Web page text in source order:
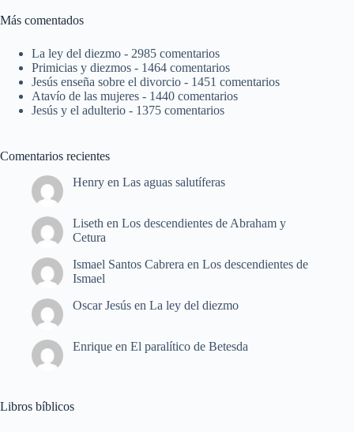
Más comentados
La ley del diezmo - 2985 comentarios
Primicias y diezmos - 1464 comentarios
Jesús enseña sobre el divorcio - 1451 comentarios
Atavío de las mujeres - 1440 comentarios
Jesús y el adulterio - 1375 comentarios
Comentarios recientes
Henry en Las aguas salutíferas
Liseth en Los descendientes de Abraham y
Cetura
Ismael Santos Cabrera en Los descendientes de
Ismael
Oscar Jesús en La ley del diezmo
Enrique en El paralítico de Betesda
Libros bíblicos